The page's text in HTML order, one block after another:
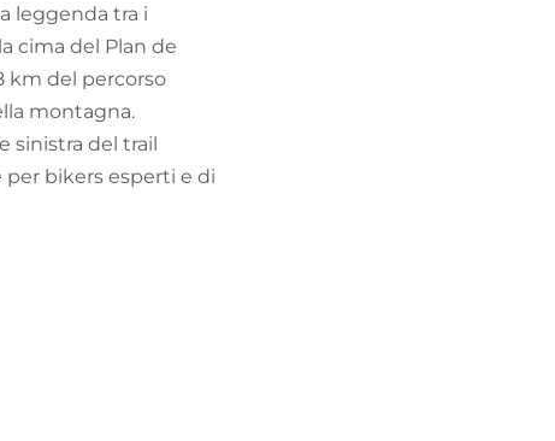
leggenda tra i
cima del Plan de
km del percorso
montagna.
sinistra del trail
per bikers esperti e di